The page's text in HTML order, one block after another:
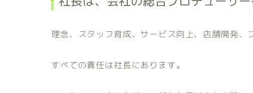
理念、スタッフ育成、サービス向上、店舗開発、
すべての責任は社長にあります。